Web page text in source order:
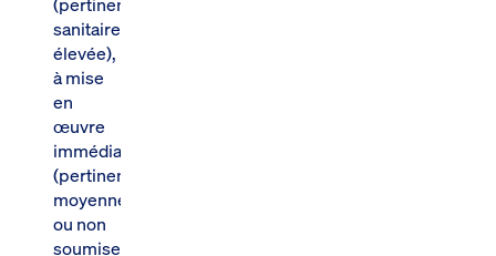
sanitaire
élevée),
à mise
en
œuvre
immédiate
(pertinence
moyenne)
ou non
soumises